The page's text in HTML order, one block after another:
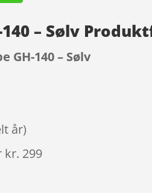
– Sølv
GH-140 – Sølv
år)
kr. 299